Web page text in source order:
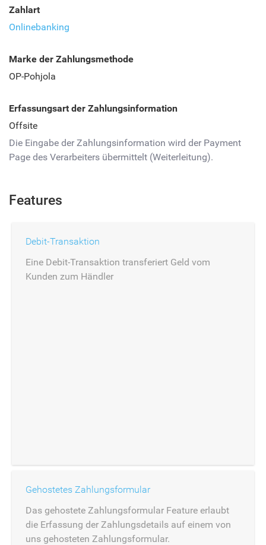
Zahlart
Onlinebanking
Marke der Zahlungsmethode
OP-Pohjola
Erfassungsart der Zahlungsinformation
Offsite
Die Eingabe der Zahlungsinformation wird der Payment
Page des Verarbeiters übermittelt (Weiterleitung).
Features
Debit-Transaktion
Eine Debit-Transaktion transferiert Geld vom
Kunden zum Händler
Gehostetes Zahlungsformular
Das gehostete Zahlungsformular Feature erlaubt
die Erfassung der Zahlungsdetails auf einem von
uns gehosteten Zahlungsformular.